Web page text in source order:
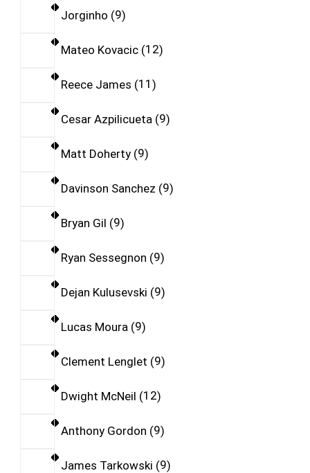
Jorginho 9
Mateo Kovacic 12
Reece James 11
Cesar Azpilicueta 9
Matt Doherty 9
Davinson Sanchez 9
Bryan Gil 9
Ryan Sessegnon 9
Dejan Kulusevski 9
Lucas Moura 9
Clement Lenglet 9
Dwight McNeil 12
Anthony Gordon 9
James Tarkowski 9